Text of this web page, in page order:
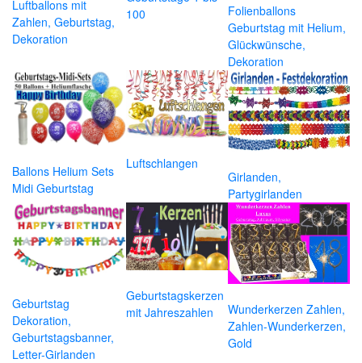
Luftballons mit
Zahlen, Geburtstag,
Dekoration
100
Folienballons
Geburtstag mit Helium,
Glückwünsche,
Dekoration
Ballons Helium Sets
Midi Geburtstag
Luftschlangen
Girlanden,
Partygirlanden
Geburtstag
Dekoration,
Geburtstagsbanner,
Letter-Girlanden
Geburtstagskerzen
mit Jahreszahlen
Wunderkerzen Zahlen,
Zahlen-Wunderkerzen,
Gold